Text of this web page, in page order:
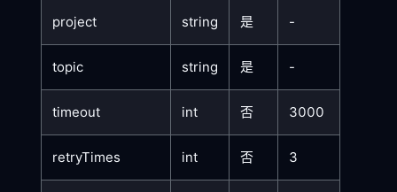
project string 是 -
topic string 是 -
timeout int 否 3000
retryTimes int 否 3